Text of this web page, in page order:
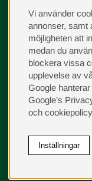
Vi använder
annonser, samt
möjligheten att
medan du
blockera vissa
upplevelse av
Google
Google’s
och cookiepolicy
Inställningar